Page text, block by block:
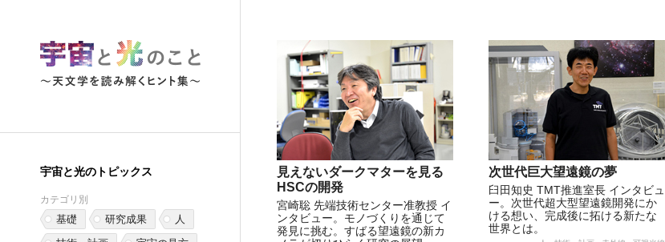
宇宙と光のトピックス
カテゴリ別
基礎 研究成果
人
見えないダークマターを見る
HSCの開発
宮崎聡 先端技術センター准教授 イ
ンタビュー。モノづくりを通じて
発見に挑む。すばる望遠鏡の新カ
次世代巨大望遠鏡の夢
臼田知史 TMT推進室長 インタビュ
ー。次世代超大型望遠鏡開発にか
ける想い、完成後に拓ける新たな
世界とは。